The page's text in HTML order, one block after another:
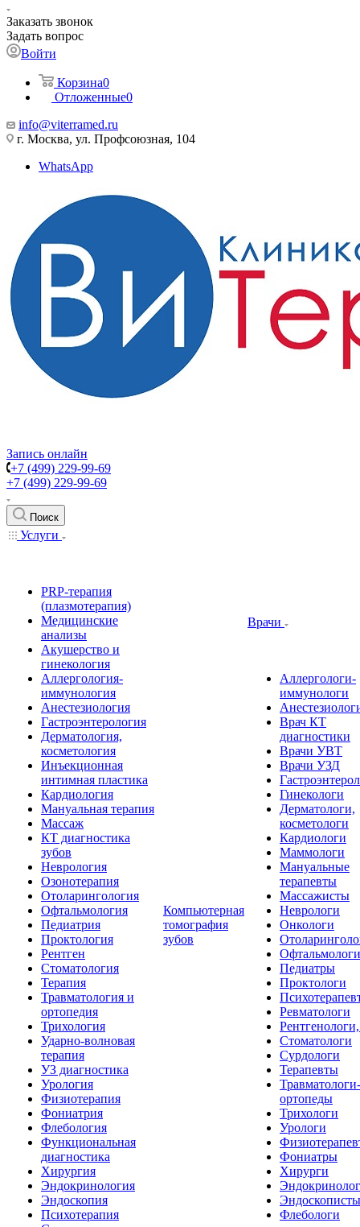
Заказать звонок
Задать вопрос
Войти
Корзина0
Отложенные0
info@viterramed.ru
г. Москва, ул. Профсоюзная, 104
WhatsApp
Запись онлайн
+7 (499) 229-99-69
+7 (499) 229-99-69
Поиск
Услуги
PRP-терапия
(плазмотерапия)
Медицинские
анализы
Акушерство и
гинекология
Аллергология-
иммунология
Анестезиология
Гастроэнтерология
Дерматология,
косметология
Инъекционная
интимная пластика
Кардиология
Мануальная терапия
Массаж
КТ диагностика
зубов
Неврология
Озонотерапия
Отоларингология
Офтальмология
Педиатрия
Проктология
Рентген
Стоматология
Терапия
Травматология и
ортопедия
Трихология
Ударно-волновая
терапия
УЗ диагностика
Урология
Физиотерапия
Фониатрия
Флебология
Функциональная
диагностика
Хирургия
Эндокринология
Эндоскопия
Психотерапия
Компьютерная
томография
зубов
Врачи
Аллергологи-
иммунологи
Врач КТ
диагностики
Врачи УВТ
Врачи УЗД
Гинекологи
Дерматологи,
косметологи
Кардиологи
Маммологи
Мануальные
терапевты
Массажисты
Неврологи
Онкологи
Офтальмологи
Педиатры
Проктологи
Ревматологи
Стоматологи
Сурдологи
Терапевты
Травматологи-
ортопеды
Трихологи
Урологи
Фониатры
Хирурги
Эндоскописты
Флебологи